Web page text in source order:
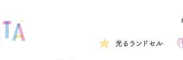
光るランドセル